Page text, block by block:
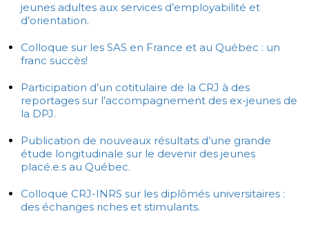
jeunes adultes aux services d’employabilité et
d’orientation.
Colloque sur les SAS en France et au Québec : un
franc succès!
Participation d’un cotitulaire de la CRJ à des
reportages sur l’accompagnement des ex-jeunes de
la DPJ.
Publication de nouveaux résultats d’une grande
étude longitudinale sur le devenir des jeunes
placé.e.s au Québec.
Colloque CRJ-INRS sur les diplômés universitaires :
des échanges riches et stimulants.